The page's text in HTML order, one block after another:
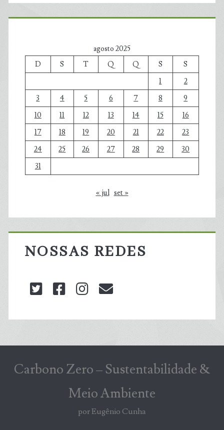
agosto 2025
D
S T Q Q S
S
1
2
3
4 5 6 7 8
9
10
11 12 13 14 15
16
17
18 19 20 21 22
23
24
25 26 27 28 29
30
31
« jul set »
NOSSAS REDES
twitterfacebookinstagram
Carbono Zero – Sustentabilidade &
Meio Ambiente
por Eugênio Cunha